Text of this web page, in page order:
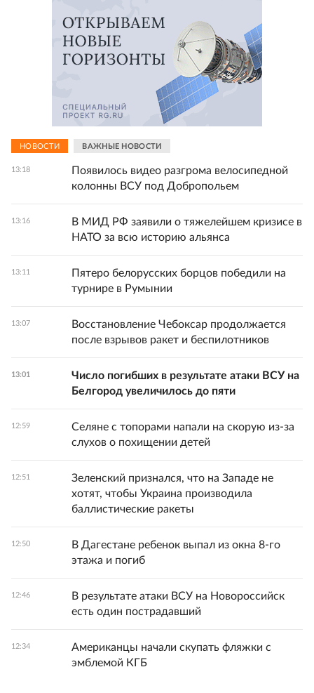
НОВОСТИ ВАЖНЫЕ НОВОСТИ
13:18
Появилось видео разгрома велосипедной
колонны ВСУ под Добропольем
13:16
В МИД РФ заявили о тяжелейшем кризисе в
НАТО за всю историю альянса
13:11
Пятеро белорусских борцов победили на
турнире в Румынии
13:07
Восстановление Чебоксар продолжается
после взрывов ракет и беспилотников
13:01
Число погибших в результате атаки ВСУ на
Белгород увеличилось до пяти
12:59
Селяне с топорами напали на скорую из-за
слухов о похищении детей
12:51
Зеленский признался, что на Западе не
хотят, чтобы Украина производила
баллистические ракеты
12:50
В Дагестане ребенок выпал из окна 8-го
этажа и погиб
12:46
В результате атаки ВСУ на Новороссийск
есть один пострадавший
12:34
Американцы начали скупать фляжки с
эмблемой КГБ